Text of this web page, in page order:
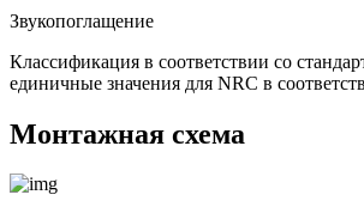
Звукопоглащение
Классификация в соответствии со
единичные значения для NRC в
Монтажная схема